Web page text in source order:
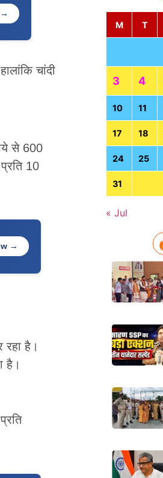
चांदी
से 600
10
→
है।
है।
M
T
3 4
10 11
17 18
24 25
31
« Jul